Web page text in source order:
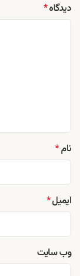
دیدگاه*
نام*
ایمیل*
وب‌ سایت